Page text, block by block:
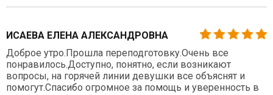
ИСАЕВА ЕЛЕНА АЛЕКСАНДРОВНА
Доброе утро.Прошла переподготовку.Очень все
понравилось.Доступно, понятно, если возникают
вопросы, на горячей линии девушки все объяснят и
помогут.Спасибо огромное за помощь и уверенность в